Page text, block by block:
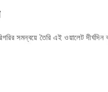
সমন্বয়ে তৈরি এই ওয়ালেট